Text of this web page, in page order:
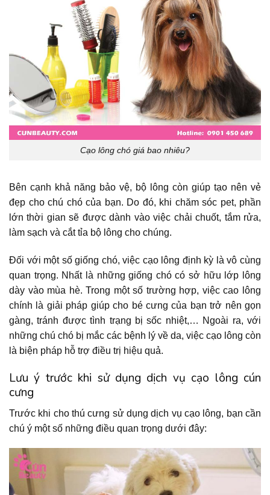
Cạo lông chó giá bao nhiêu?
Bên cạnh khả năng bảo vệ, bộ lông còn giúp tạo nên vẻ
đẹp cho chú chó của bạn. Do đó, khi chăm sóc pet, phần
lớn thời gian sẽ được dành vào việc chải chuốt, tắm rửa,
làm sạch và cắt tỉa bộ lông cho chúng.
Đối với một số giống chó, việc cạo lông định kỳ là vô cùng
quan trọng. Nhất là những giống chó có sở hữu lớp lông
dày vào mùa hè. Trong một số trường hợp, việc cao lông
chính là giải pháp giúp cho bé cưng của bạn trở nên gọn
gàng, tránh được tình trạng bị sốc nhiệt,… Ngoài ra, với
những chú chó bị mắc các bệnh lý về da, việc cạo lông còn
là biện pháp hỗ trợ điều trị hiệu quả.
Lưu ý trước khi sử dụng dịch vụ cạo lông cún
cưng
Trước khi cho thú cưng sử dụng dịch vụ cạo lông, bạn cần
chú ý một số những điều quan trọng dưới đây: